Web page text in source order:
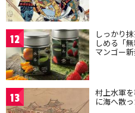
12 しっかり
しめる「
マンゴー
13 村上水軍
に海へ散